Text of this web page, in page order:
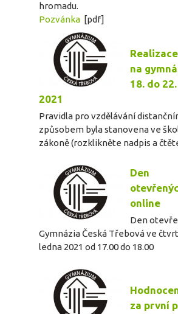
hromadu.
Pozvánka [pdf]
na
18. do
2021
Pravidla pro vzdělávání
způsobem byla stanovena ve
zákoně (rozklikněte nadpis a
Den
online
Den
Gymnázia Česká Třebová ve
ledna 2021 od 17.00 do 18.00
za první